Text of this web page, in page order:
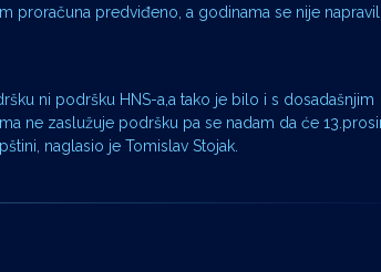
proračuna predviđeno, a godinama se nije
ni podršku HNS-a,a tako je bilo i s dosadašnjim
ne zaslužuje podršku pa se nadam da će
naglasio je Tomislav Stojak.